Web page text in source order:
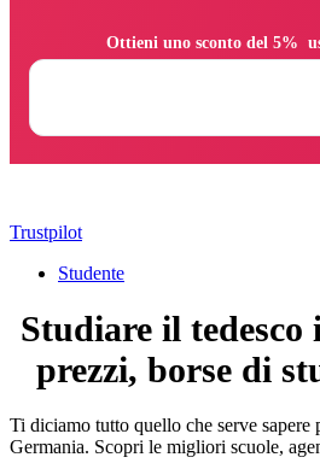
Trustpilot
Studente
Studiare il
prezzi, borse di
Ti diciamo tutto quello che serve sapere
Germania. Scopri le migliori scuole,